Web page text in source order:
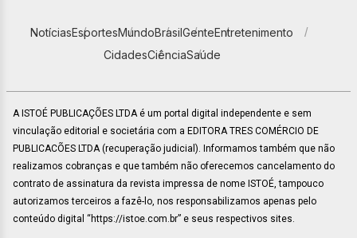
NotíciasEsportesMundoBrasilGenteEntretenimento
CidadesCiênciaSaúde
A ISTOÉ PUBLICAÇÕES LTDA é um portal digital independente e sem
vinculação editorial e societária com a EDITORA TRES COMÉRCIO DE
PUBLICACÕES LTDA (recuperação judicial). Informamos também que não
realizamos cobranças e que também não oferecemos cancelamento do
contrato de assinatura da revista impressa de nome ISTOÉ, tampouco
autorizamos terceiros a fazê-lo, nos responsabilizamos apenas pelo
conteúdo digital “https://istoe.com.br” e seus respectivos sites.